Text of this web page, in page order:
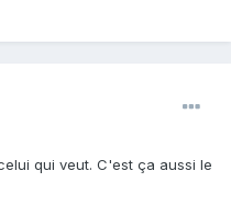
qui veut. C'est ça aussi le